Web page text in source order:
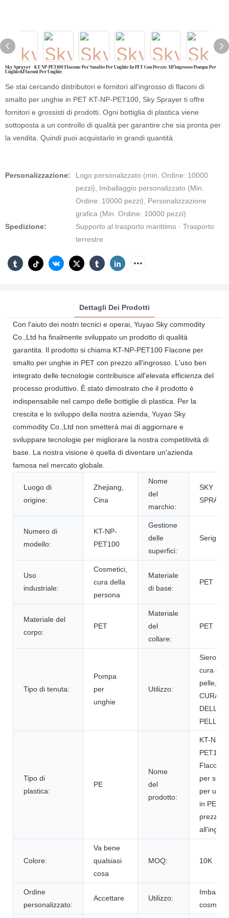
Sky Sprayer - KT-NP-PET100 Flacone Per Smalto Per Unghie In PET Con Prezzo All'ingrosso Pompa Per
Unghie&Flaconi Per Unghie
Se stai cercando distributori e fornitori all'ingrosso di flaconi di
smalto per unghie in PET KT-NP-PET100, Sky Sprayer ti offre
fornitori e grossisti di prodotti. Ogni bottiglia di plastica viene
sottoposta a un controllo di qualità per garantire che sia pronta per
la vendita. Quindi puoi acquistarlo in grandi quantità
Personalizzazione:
Logo personalizzato (min. Ordine: 10000
pezzi), Imballaggio personalizzato (Min.
Ordine: 10000 pezzi), Personalizzazione
grafica (Min. Ordine: 10000 pezzi)
Spedizione:
Supporto al trasporto marittimo · Trasporto
terrestre
Dettagli Dei Prodotti
Con l'aiuto dei nostri tecnici e operai, Yuyao Sky commodity
Co.,Ltd ha finalmente sviluppato un prodotto di qualità
garantita. Il prodotto si chiama KT-NP-PET100 Flacone per
smalto per unghie in PET con prezzo all'ingrosso. L'uso ben
integrato delle tecnologie contribuisce all'elevata efficienza del
processo produttivo. È stato dimostrato che il prodotto è
indispensabile nel campo delle bottiglie di plastica. Per la
crescita e lo sviluppo della nostra azienda, Yuyao Sky
commodity Co.,Ltd non smetterà mai di aggiornare e
sviluppare tecnologie per migliorare la nostra competitività di
base. La nostra visione è quella di diventare un'azienda
famosa nel mercato globale.
Luogo di
origine:
Zhejiang,
Cina
Nome
del
marchio:
SKY
Numero di
modello:
KT-NP-
PET100
Gestione
delle
superfici:
Uso
industriale:
Cosmetici,
cura della
persona
Materiale
di base:
PET
Materiale del
corpo:
PET
Materiale
del
collare:
PET
Tipo di tenuta:
Pompa
per
unghie
Utilizzo:
Siero
cura
pelle,
CURA
DELLA
PELLE
Tipo di
plastica:
PE
Nome
del
prodotto:
KT-NP-
PET100
Flacone
per
per
in PET
prezzo
Colore:
Va bene
qualsiasi
cosa
MOQ: 10K
Ordine
personalizzato:
Accettare Utilizzo: